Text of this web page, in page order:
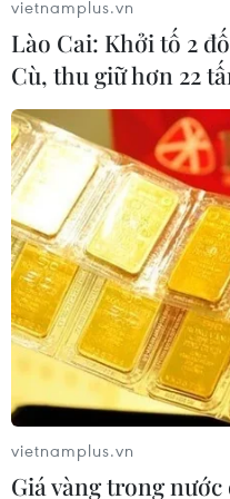
Thủ tướng: Việt
được dịch COVID-
28/04/2020 09:55
Thủ tướng Nguyễn Xuân
này, có thể nói Việt
COVID-19, tuy nhiên
phòng, chống dịch.
vietnamplus.vn
Lào Cai: Khởi tố 2
Cù, thu giữ hơn 22
vietnamplus.vn
Giá vàng trong